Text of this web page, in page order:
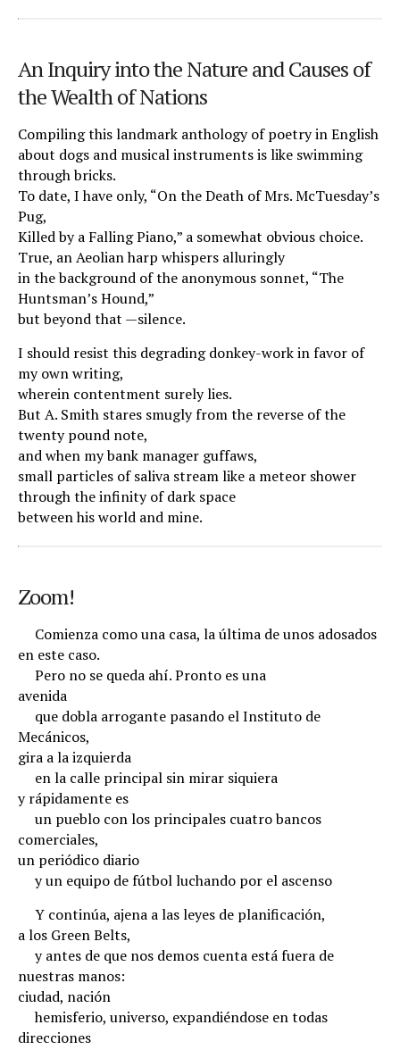
An Inquiry into the Nature and Causes of
the Wealth of Nations
Compiling this landmark anthology of poetry in English
about dogs and musical instruments is like swimming
through bricks.
To date, I have only, “On the Death of Mrs. McTuesday’s
Pug,
Killed by a Falling Piano,” a somewhat obvious choice.
True, an Aeolian harp whispers alluringly
in the background of the anonymous sonnet, “The
Huntsman’s Hound,”
but beyond that —silence.
I should resist this degrading donkey-work in favor of
my own writing,
wherein contentment surely lies.
But A. Smith stares smugly from the reverse of the
twenty pound note,
and when my bank manager guffaws,
small particles of saliva stream like a meteor shower
through the infinity of dark space
between his world and mine.
Zoom!
Comienza como una casa, la última de unos adosados
en este caso.
Pero no se queda ahí. Pronto es una
avenida
que dobla arrogante pasando el Instituto de
Mecánicos,
gira a la izquierda
en la calle principal sin mirar siquiera
y rápidamente es
un pueblo con los principales cuatro bancos
comerciales,
un periódico diario
y un equipo de fútbol luchando por el ascenso
Y continúa, ajena a las leyes de planificación,
a los Green Belts,
y antes de que nos demos cuenta está fuera de
nuestras manos:
ciudad, nación
hemisferio, universo, expandiéndose en todas
direcciones